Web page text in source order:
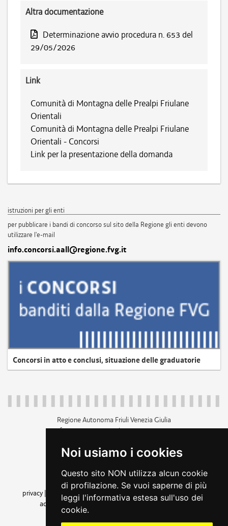
Noi usiamo i cookies
Questo sito NON utilizza alcun cookie
di profilazione. Se vuoi saperne di più
leggi l'informativa estesa sull'uso dei
cookie.
Altra documentazione
Determinazione avvio procedura n. 653 del
29/05/2026
Link
Comunità di Montagna delle Prealpi Friulane
Orientali
Comunità di Montagna delle Prealpi Friulane
Orientali - Concorsi
Link per la presentazione della domanda
istruzioni per gli enti
per pubblicare i bandi di concorso sul sito della Regione gli enti devono
utilizzare l'e-mail
info.concorsi.aall@regione.fvg.it
Concorsi in atto e conclusi, situazione delle graduatorie
Regione Autonoma Friuli Venezia Giulia
c.f. 80014930327; p.iva 00526040324
+39 040 3771111
amministrazione trasparente
privacy
cookie |note legali accessibilità
dichiarazione di
accessibilità| feedback
cambio preferenze cookie